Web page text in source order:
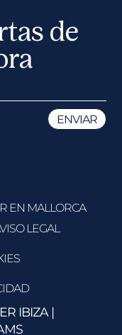
de
EN MALLORCA
LEGAL
IBIZA|